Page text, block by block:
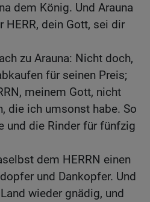
dem König. Und Arauna
HERR, dein Gott, sei dir
zu Arauna: Nicht doch,
für seinen Preis;
meinem Gott, nicht
die ich umsonst habe. So
und die Rinder für fünfzig
dem HERRN einen
und Dankopfer. Und
wieder gnädig, und